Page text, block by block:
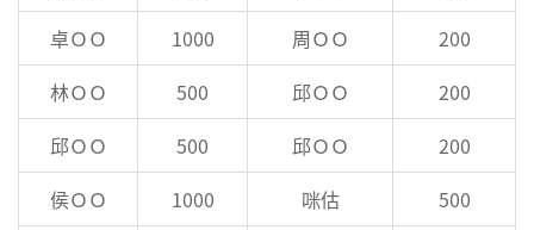
卓ＯＯ
1000 周ＯＯ
200
林ＯＯ
500 邱ＯＯ
200
邱ＯＯ
500 邱ＯＯ
200
侯ＯＯ
1000 咪估 500